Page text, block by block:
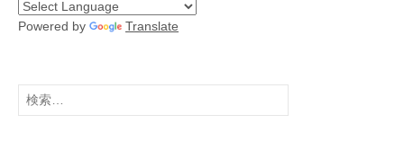
Powered by Translate
検
索: